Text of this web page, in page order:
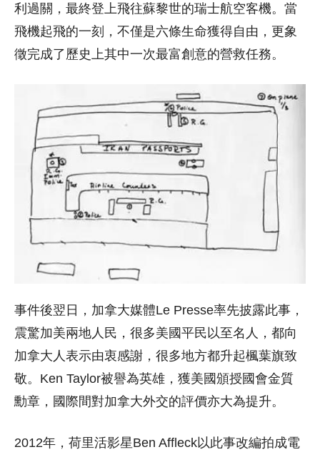
利過關，最終登上飛往蘇黎世的瑞士航空客機。當
飛機起飛的一刻，不僅是六條生命獲得自由，更象
徵完成了歷史上其中一次最富創意的營救任務。
事件後翌日，加拿大媒體Le Presse率先披露此事，
震驚加美兩地人民，很多美國平民以至名人，都向
加拿大人表示由衷感謝，很多地方都升起楓葉旗致
敬。Ken Taylor被譽為英雄，獲美國頒授國會金質
勳章，國際間對加拿大外交的評價亦大為提升。
2012年，荷里活影星Ben Affleck以此事改編拍成電